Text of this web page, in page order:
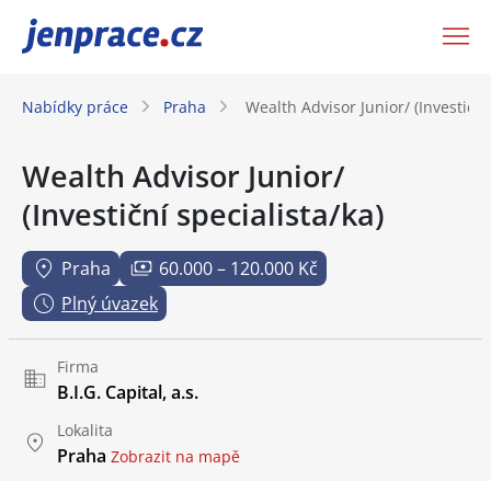
JenPráce.cz
Nabídky práce Praha Wealth Advisor Junior/
Wealth Advisor Junior/
(Investiční specialista/ka)
Praha
60.000 – 120.000 Kč
Plný úvazek
Firma
B.I.G. Capital, a.s.
Lokalita
Praha Zobrazit na mapě